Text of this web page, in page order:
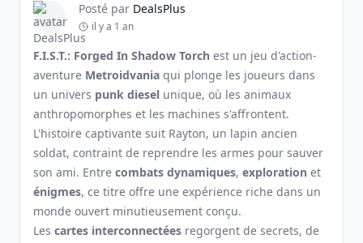
Posté par DealsPlus
il y a 1 an
F.I.S.T.: Forged In Shadow Torch est un jeu d'action-
aventure Metroidvania qui plonge les joueurs dans
un univers punk diesel unique, où les animaux
anthropomorphes et les machines s'affrontent.
L'histoire captivante suit Rayton, un lapin ancien
soldat, contraint de reprendre les armes pour sauver
son ami. Entre combats dynamiques, exploration et
énigmes, ce titre offre une expérience riche dans un
monde ouvert minutieusement conçu.
Les cartes interconnectées regorgent de secrets, de